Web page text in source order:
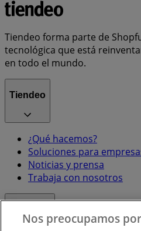
Tiendeo forma parte de
tecnológica que está
en todo el mundo.
Tiendeo
¿Qué hacemos?
Soluciones para
Noticias y prensa
Trabaja con nosotros
Nos preocupamos